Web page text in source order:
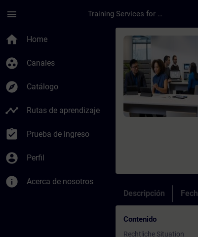
menu Training Services for Digital Industries
home Home
group_work Canales
explore Catálogo
timeline Rutas de aprendizaje
assignment_turned_in Prueba de ingreso
account_circle Perfil
info Acerca de nosotros
Curso -
Descripción
Contenido
Rechtliche Situation